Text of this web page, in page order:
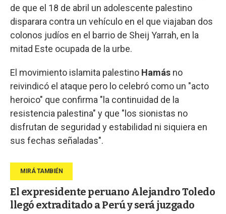
de que el 18 de abril un adolescente palestino
disparara contra un vehículo en el que viajaban dos
colonos judíos en el barrio de Sheij Yarrah, en la
mitad Este ocupada de la urbe.
El movimiento islamita palestino Hamás no
reivindicó el ataque pero lo celebró como un "acto
heroico" que confirma "la continuidad de la
resistencia palestina" y que "los sionistas no
disfrutan de seguridad y estabilidad ni siquiera en
sus fechas señaladas".
El expresidente peruano Alejandro Toledo
llegó extraditado a Perú y será juzgado